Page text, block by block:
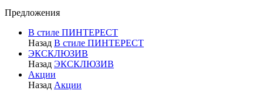
Предложения
В стиле ПИНТЕРЕСТ
Назад В стиле ПИНТЕРЕСТ
ЭКСКЛЮЗИВ
Назад ЭКСКЛЮЗИВ
Акции
Назад Акции